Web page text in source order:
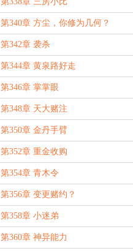
第340章 方尘，你修为几何？
第342章 袭杀
第344章 黄泉路好走
第346章 掌掌眼
第348章 天大赌注
第350章 金丹手臂
第352章 重金收购
第354章 青木令
第356章 变更赌约？
第358章 小迷弟
第360章 神异能力